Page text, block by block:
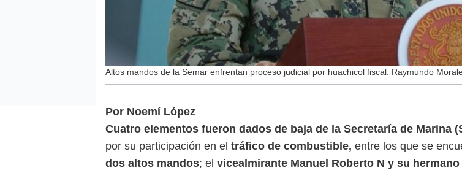
Altos mandos de la Semar enfrentan proceso judicial por huachicol fiscal: Raymundo
Por Noemí López
Cuatro elementos fueron dados de baja de la Secretaría de Marina
por su participación en el tráfico de combustible, entre los que se
dos altos mandos; el vicealmirante Manuel Roberto N y su hermano